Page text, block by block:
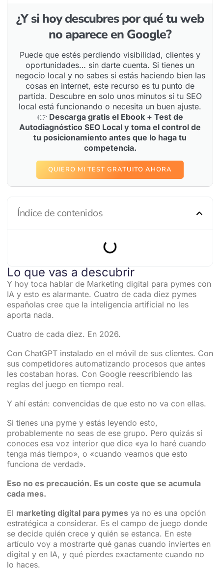
¿Y si hoy descubres por qué tu web
no aparece en Google?
Puede que estés perdiendo visibilidad, clientes y
oportunidades… sin darte cuenta. Si tienes un
negocio local y no sabes si estás haciendo bien las
cosas en internet, este recurso es tu punto de
partida. Descubre en solo unos minutos si tu SEO
local está funcionando o necesita un buen ajuste.
👉 Descarga gratis el Ebook + Test de
Autodiagnóstico SEO Local y toma el control de
tu posicionamiento antes que lo haga tu
competencia.
QUIERO MI TEST GRATUITO AHORA
Índice de contenidos
Lo que vas a descubrir
Y hoy toca hablar de Marketing digital para pymes con
IA y esto es alarmante. Cuatro de cada diez pymes
españolas cree que la inteligencia artificial no les
aporta nada.
Cuatro de cada diez. En 2026.
Con ChatGPT instalado en el móvil de sus clientes. Con
sus competidores automatizando procesos que antes
les costaban horas. Con Google reescribiendo las
reglas del juego en tiempo real.
Y ahí están: convencidas de que esto no va con ellas.
Si tienes una pyme y estás leyendo esto,
probablemente no seas de ese grupo. Pero quizás sí
conoces esa voz interior que dice «ya lo haré cuando
tenga más tiempo», o «cuando veamos que esto
funciona de verdad».
Eso no es precaución. Es un coste que se acumula
cada mes.
El marketing digital para pymes ya no es una opción
estratégica a considerar. Es el campo de juego donde
se decide quién crece y quién se estanca. En este
artículo voy a mostrarte qué ganas cuando inviertes en
digital y en IA, y qué pierdes exactamente cuando no
lo haces.